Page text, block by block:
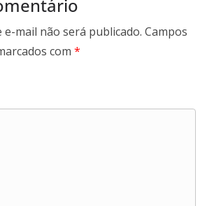
e-mail não será publicado. Campos
com *